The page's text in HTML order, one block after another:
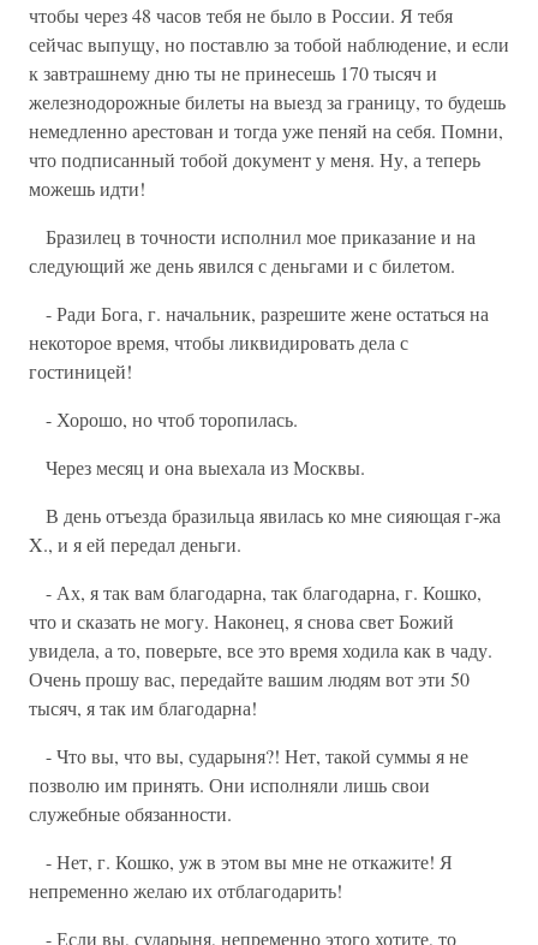
чтобы через 48 часов тебя не было в России. Я тебя
сейчас выпущу, но поставлю за тобой наблюдение, и если
к завтрашнему дню ты не принесешь 170 тысяч и
железнодорожные билеты на выезд за границу, то будешь
немедленно арестован и тогда уже пеняй на себя. Помни,
что подписанный тобой документ у меня. Ну, а теперь
можешь идти!
Бразилец в точности исполнил мое приказание и на
следующий же день явился с деньгами и с билетом.
- Ради Бога, г. начальник, разрешите жене остаться на
некоторое время, чтобы ликвидировать дела с
гостиницей!
- Хорошо, но чтоб торопилась.
Через месяц и она выехала из Москвы.
В день отъезда бразильца явилась ко мне сияющая г-жа
X., и я ей передал деньги.
- Ах, я так вам благодарна, так благодарна, г. Кошко,
что и сказать не могу. Наконец, я снова свет Божий
увидела, а то, поверьте, все это время ходила как в чаду.
Очень прошу вас, передайте вашим людям вот эти 50
тысяч, я так им благодарна!
- Что вы, что вы, сударыня?! Нет, такой суммы я не
позволю им принять. Они исполняли лишь свои
служебные обязанности.
- Нет, г. Кошко, уж в этом вы мне не откажите! Я
непременно желаю их отблагодарить!
- Если вы, сударыня, непременно этого хотите, то